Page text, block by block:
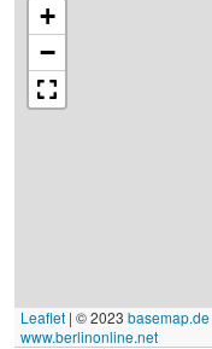
+
−
Leaflet | © 2023 basemap.de
www.berlinonline.net